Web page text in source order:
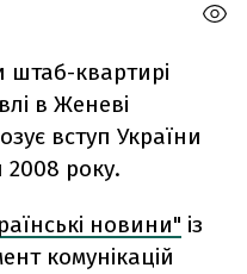
штаб-квартирі
в Женеві
вступ України
2008 року.
новини" із
комунікацій